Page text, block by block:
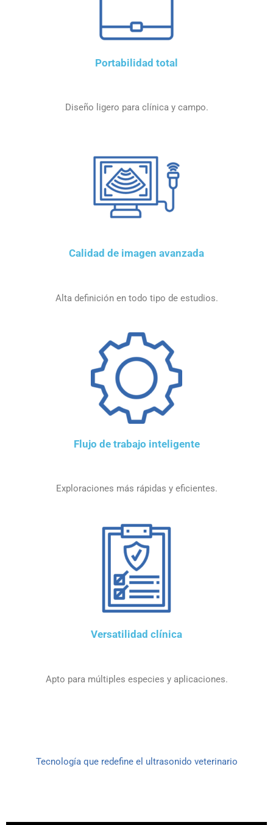
Portabilidad total
Diseño ligero para clínica y campo.
Calidad de imagen avanzada
Alta definición en todo tipo de estudios.
Flujo de trabajo inteligente
Exploraciones más rápidas y eficientes.
Versatilidad clínica
Apto para múltiples especies y aplicaciones.
Tecnología que redefine el ultrasonido veterinario